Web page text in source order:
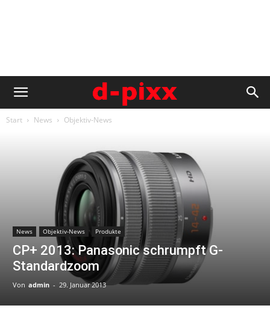
Start News Objektiv-News
News Objektiv-News Produkte
CP+ 2013: Panasonic schrumpft G-
Standardzoom
Von admin - 29. Januar 2013